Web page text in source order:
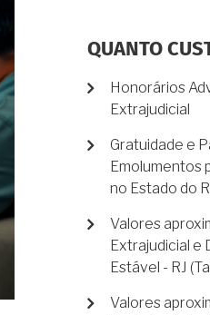
QUANTO
Honorários
Extrajudicial
Gratuidade e
Emolumentos
no Estado do
Valores
Extrajudicial e
Estável - RJ
Valores